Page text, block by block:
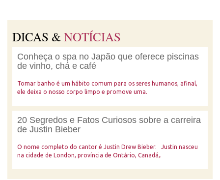
DICAS &NOTÍCIAS
Conheça o spa no Japão que oferece piscinas
de vinho, chá e café
Tomar banho é um hábito comum para os seres humanos, afinal,
ele deixa o nosso corpo limpo e promove uma.
20 Segredos e Fatos Curiosos sobre a carreira
de Justin Bieber
O nome completo do cantor é Justin Drew Bieber. Justin nasceu
na cidade de London, província de Ontário, Canadá,.